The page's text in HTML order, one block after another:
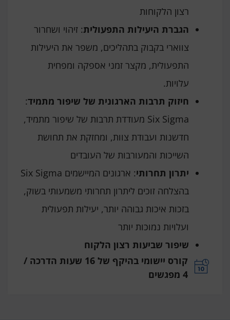
רצון הלקוחות
הגברת היעילות התפעולית: זיהוי ושחרור
צווארי בקבוק בתהליכים, משפר את היעילות
התפעולית, מקצר זמני אספקה ומפחית
עלויות.
חיזוק תרבות הארגונית של שיפור מתמיד:
Six Sigma מעודדת תרבות של שיפור מתמיד,
חדשנות ועבודת צוות, ומחזקת את תחושת
השייכות והמעורבות של העובדים
יתרון תחרותי
: ארגונים המיישמים Six Sigma
בהצלחה זוכים ליתרון תחרותי משמעותי בשוק,
בזכות איכות גבוהה יותר, יעילות תפעולית
ועלויות נמוכות יותר
שיפור שביעות רצון הלקוח
קורס יישומי בהיקף של 16 שעות הדרכה /
4 מפגשים